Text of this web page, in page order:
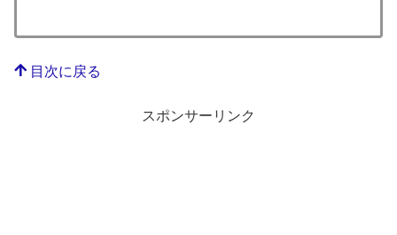
目次に戻る
スポンサーリンク